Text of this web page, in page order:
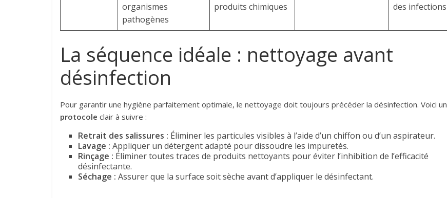
organismes
pathogènes
produits chimiques
des infections
La séquence idéale : nettoyage avant
désinfection
Pour garantir une hygiène parfaitement optimale, le nettoyage doit toujours précéder la désinfection. Voici un
protocole clair à suivre :
Retrait des salissures : Éliminer les particules visibles à l’aide d’un chiffon ou d’un aspirateur.
Lavage : Appliquer un détergent adapté pour dissoudre les impuretés.
Rinçage : Éliminer toutes traces de produits nettoyants pour éviter l’inhibition de l’efficacité
désinfectante.
Séchage : Assurer que la surface soit sèche avant d’appliquer le désinfectant.